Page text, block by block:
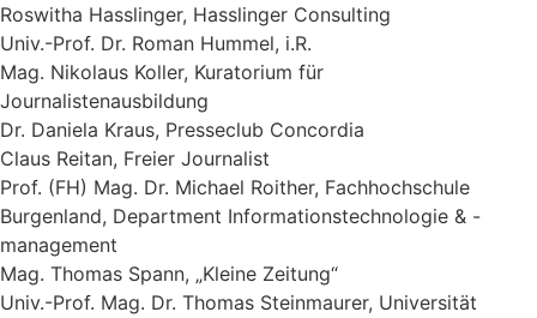
Roswitha Hasslinger, Hasslinger Consulting
Univ.-Prof. Dr. Roman Hummel, i.R.
Mag. Nikolaus Koller, Kuratorium für
Journalistenausbildung
Dr. Daniela Kraus, Presseclub Concordia
Claus Reitan, Freier Journalist
Prof. (FH) Mag. Dr. Michael Roither, Fachhochschule
Burgenland, Department Informationstechnologie & -
management
Mag. Thomas Spann, „Kleine Zeitung“
Univ.-Prof. Mag. Dr. Thomas Steinmaurer, Universität